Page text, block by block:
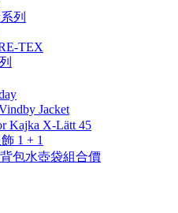
列
TEX
Jacket
Kajka X-Lätt 45
1 + 1
包水壺袋組合價